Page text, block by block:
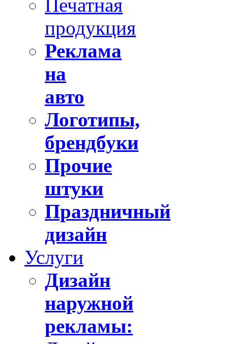
Печатная
продукция
Реклама
на
авто
Логотипы,
брендбуки
Прочие
штуки
Праздничный
дизайн
Услуги
Дизайн
наружной
рекламы: